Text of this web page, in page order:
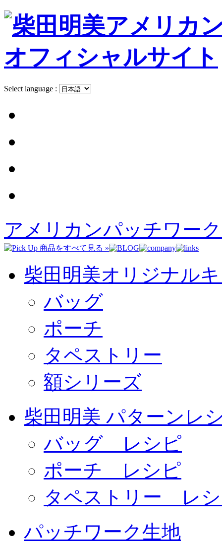
Select language :
アメリカンパッチワー
柴田明美オリジナル
バッグ
ポーチ
タペストリー
額シリーズ
柴田明美 パターンレ
バッグ レシピ
ポーチ レシピ
タペストリー レ
パッチワーク生地